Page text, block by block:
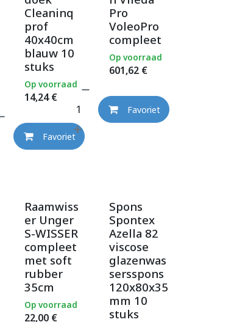
Cleaninq
prof
40x40cm
blauw 10
stuks
14,24€
Op voorraad
Favoriet
Pro
VoleoPro
compleet
601,62€
Op voorraad
Favoriet
Raamwiss
er Unger
S-WISSER
compleet
met soft
rubber
35cm
22,00€
Op voorraad
Spons
Spontex
Azella 82
viscose
glazenwas
sersspons
120x80x35
mm 10
stuks